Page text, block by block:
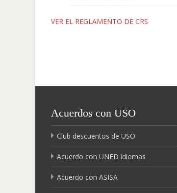
VER EL REGLAMENTO DE CRS
Acuerdos con USO
Club descuentos de USO
Acuerdo con UNED idiomas
Acuerdo con ASISA